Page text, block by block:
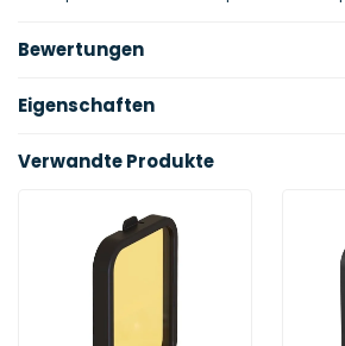
Bewertungen
Eigenschaften
Verwandte Produkte